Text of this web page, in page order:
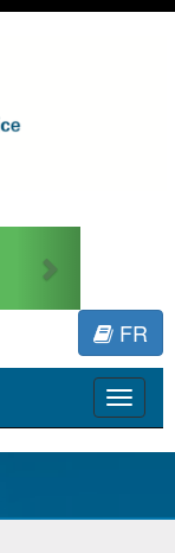
FR
Toggle